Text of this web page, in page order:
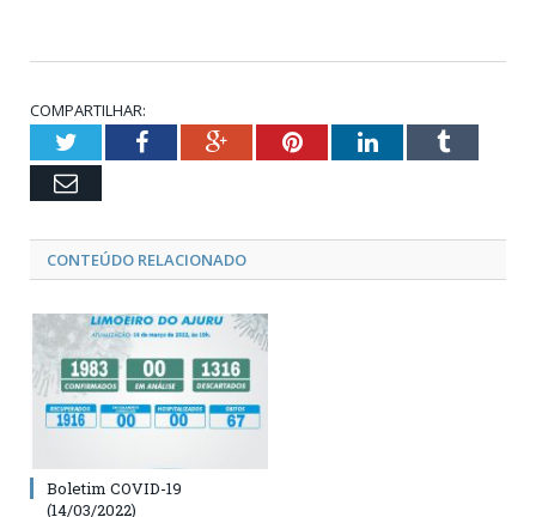
COMPARTILHAR:
TwitterFacebookGoogle+PinterestLinkedInTumblr
Email
CONTEÚDO RELACIONADO
Boletim COVID-19
(14/03/2022)